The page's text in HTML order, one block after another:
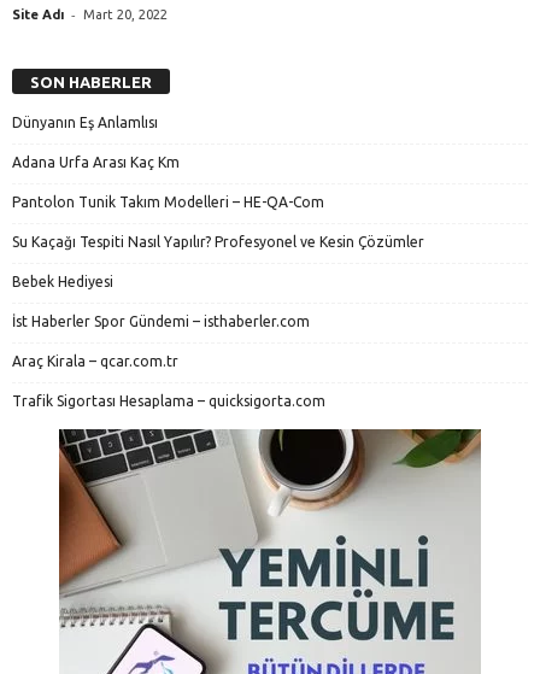
Site Adı - Mart 20, 2022
SON HABERLER
Dünyanın Eş Anlamlısı
Adana Urfa Arası Kaç Km
Pantolon Tunik Takım Modelleri – HE-QA-Com
Su Kaçağı Tespiti Nasıl Yapılır? Profesyonel ve Kesin Çözümler
Bebek Hediyesi
İst Haberler Spor Gündemi – isthaberler.com
Araç Kirala – qcar.com.tr
Trafik Sigortası Hesaplama – quicksigorta.com